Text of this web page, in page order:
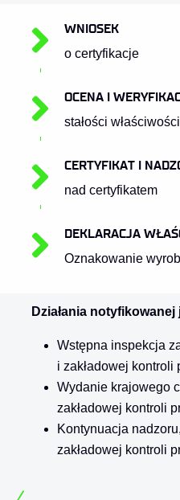
WNIOSEK
o certyfikacje
OCENA I
stałości
CERTYFIKAT I
nad certyfikatem
DEKLARACJA
Oznakowanie
Działania
Wstępna inspekcja
i zakładowej kontroli
Wydanie krajowego
zakładowej kontroli
Kontynuacja
zakładowej kontroli